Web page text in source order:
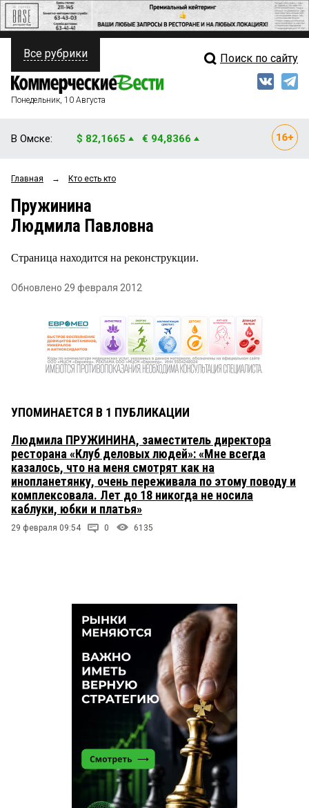
ПОЛИТИКА
ФИНАНСЫ
ОБЩЕСТВО
ЗАКОН
Свежий выпуск
Все рубрики Поиск по сайту
Понедельник, 10 Августа
В Омске: $ 82,1665 € 94,8366
Главная → Кто есть кто
Пружинина
Людмила Павловна
Страница находится на реконструкции.
Обновлено 29 февраля 2012
УПОМИНАЕТСЯ В 1 ПУБЛИКАЦИИ
Людмила ПРУЖИНИНА, заместитель директора
ресторана «Клуб деловых людей»: «Мне всегда
казалось, что на меня смотрят как на
инопланетянку, очень переживала по этому поводу и
комплексовала. Лет до 18 никогда не носила
каблуки, юбки и платья»
29 февраля 09:54 0 6135